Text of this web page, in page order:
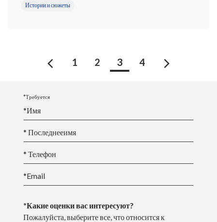
Истории и сюжеты
Предыдущий
1 2 3 4
*Требуется
*Имя
* Последнееимя
* Телефон
*Email
*Какие оценки вас интересуют?
Пожалуйста, выберите все, что относится к